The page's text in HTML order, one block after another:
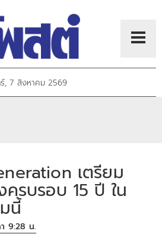
, 7 สิงหาคม 2569
เตรียม
รบรอบ 15 ปี ใน
นี้
9:28 น.